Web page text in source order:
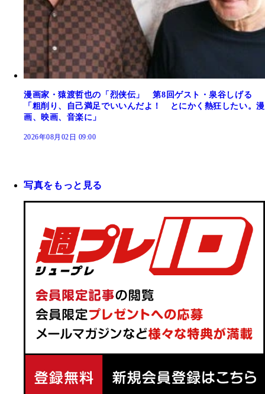
漫画家・猿渡哲也の「烈侠伝」 第8回ゲスト・泉谷しげる
「粗削り、自己満足でいいんだよ！ とにかく熱狂したい。漫
画、映画、音楽に」
2026年08月02日 09:00
写真をもっと見る